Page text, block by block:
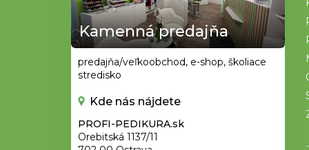
Kamenná predajňa
predajňa/veľkoobchod, e-shop, školiace
stredisko
Kde nás nájdete
PROFI-PEDIKURA.sk
Orebitská 1137/11